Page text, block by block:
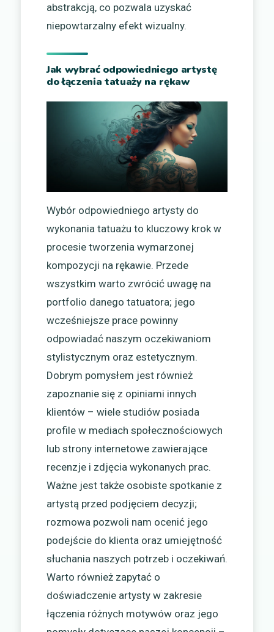
abstrakcją, co pozwala uzyskać
niepowtarzalny efekt wizualny.
Jak wybrać odpowiedniego artystę
do łączenia tatuaży na rękaw
Wybór odpowiedniego artysty do
wykonania tatuażu to kluczowy krok w
procesie tworzenia wymarzonej
kompozycji na rękawie. Przede
wszystkim warto zwrócić uwagę na
portfolio danego tatuatora; jego
wcześniejsze prace powinny
odpowiadać naszym oczekiwaniom
stylistycznym oraz estetycznym.
Dobrym pomysłem jest również
zapoznanie się z opiniami innych
klientów – wiele studiów posiada
profile w mediach społecznościowych
lub strony internetowe zawierające
recenzje i zdjęcia wykonanych prac.
Ważne jest także osobiste spotkanie z
artystą przed podjęciem decyzji;
rozmowa pozwoli nam ocenić jego
podejście do klienta oraz umiejętność
słuchania naszych potrzeb i oczekiwań.
Warto również zapytać o
doświadczenie artysty w zakresie
łączenia różnych motywów oraz jego